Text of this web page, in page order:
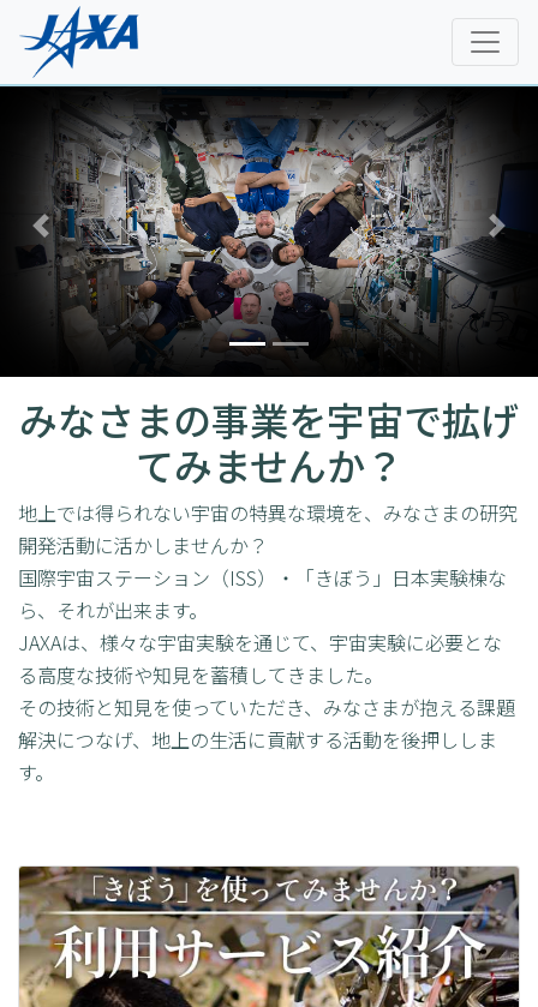
Previous Next
みなさまの事業を宇宙で拡げ
てみませんか？
地上では得られない宇宙の特異な環境を、みなさまの研究
開発活動に活かしませんか？
国際宇宙ステーション（ISS）・「きぼう」日本実験棟な
ら、それが出来ます。
JAXAは、様々な宇宙実験を通じて、宇宙実験に必要とな
る高度な技術や知見を蓄積してきました。
その技術と知見を使っていただき、みなさまが抱える課題
解決につなげ、地上の生活に貢献する活動を後押ししま
す。